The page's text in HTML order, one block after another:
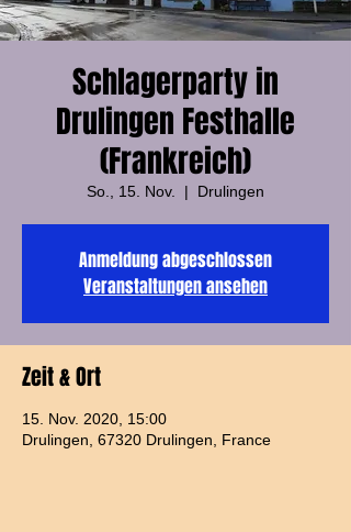
Schlagerparty in
Drulingen Festhalle
(Frankreich)
So., 15. Nov.
  |
Drulingen
Anmeldung abgeschlossen
Veranstaltungen ansehen
Zeit & Ort
15. Nov. 2020, 15:00
Drulingen, 67320 Drulingen, France